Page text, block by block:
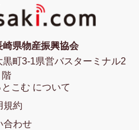
県物産振興協会
町3-1県営バスターミナル2
階
こむ について
規約
合わせ